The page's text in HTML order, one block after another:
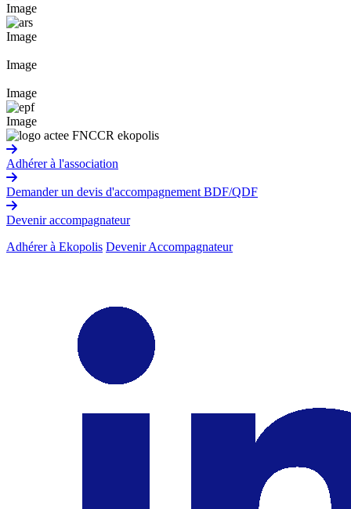
Image
Image
Image
Image
Image
Adhérer à l'association
Demander un devis d'accompagnement BDF/QDF
Devenir accompagnateur
Adhérer à Ekopolis Devenir Accompagnateur